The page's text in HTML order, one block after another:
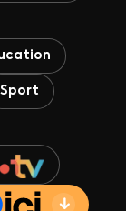
Sport